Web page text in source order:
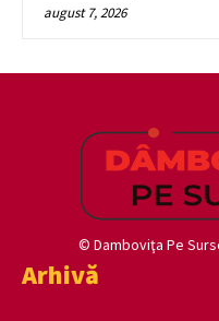
august 7, 2026
© Damboviţa Pe
Arhivă